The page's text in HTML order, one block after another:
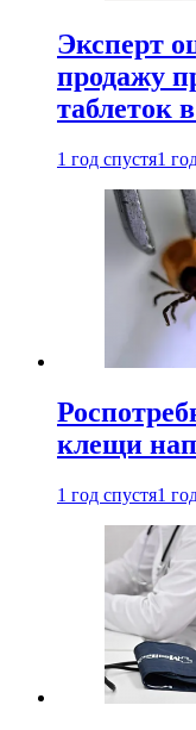
Эксперт
продажу
таблеток
1 год спустя1
клещи
1 год спустя1